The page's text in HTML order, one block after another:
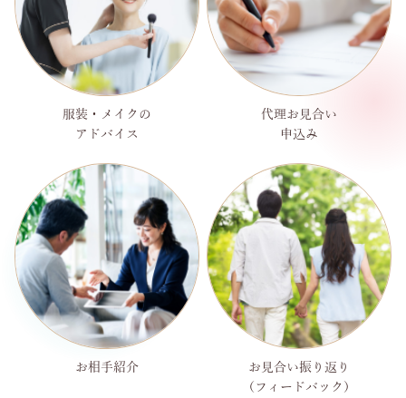
服装・メイクの
アドバイス
代理お見合い
申込み
お相手紹介
お見合い振り返り
（フィードバック）